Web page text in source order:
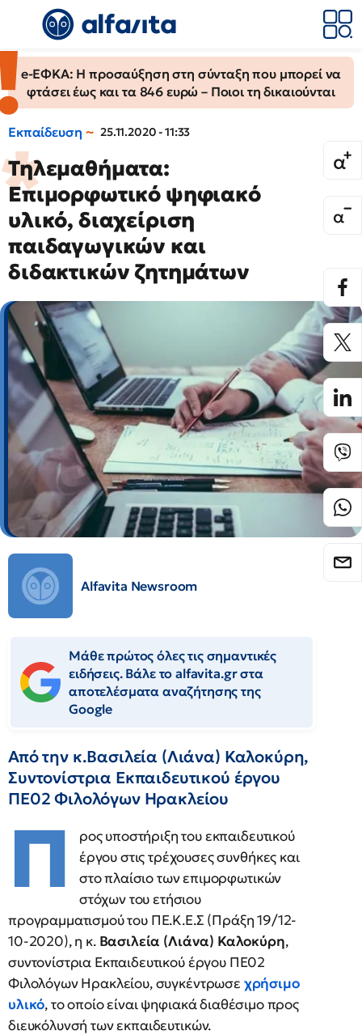
e-ΕΦΚΑ: Η προσαύξηση στη σύνταξη που μπορεί να
φτάσει έως και τα 846 ευρώ – Ποιοι τη δικαιούνται
Εκπαίδευση 25.11.2020 - 11:33
Τηλεμαθήματα:
Επιμορφωτικό ψηφιακό
υλικό, διαχείριση
παιδαγωγικών και
διδακτικών ζητημάτων
Alfavita Newsroom
Μάθε πρώτος όλες τις σημαντικές
ειδήσεις. Βάλε το alfavita.gr στα
αποτελέσματα αναζήτησης της
Google
Από την κ.Βασιλεία (Λιάνα) Καλοκύρη,
Συντονίστρια Εκπαιδευτικού έργου
ΠΕ02 Φιλολόγων Ηρακλείου
Π
ρος υποστήριξη του εκπαιδευτικού
έργου στις τρέχουσες συνθήκες και
στο πλαίσιο των επιμορφωτικών
στόχων του ετήσιου
προγραμματισμού του ΠΕ.Κ.Ε.Σ (Πράξη 19/12-
10-2020), η κ. Βασιλεία (Λιάνα) Καλοκύρη,
συντονίστρια Εκπαιδευτικού έργου ΠΕ02
Φιλολόγων Ηρακλείου, συγκέντρωσε χρήσιμο
υλικό, το οποίο είναι ψηφιακά διαθέσιμο προς
διευκόλυνσή των εκπαιδευτικών.